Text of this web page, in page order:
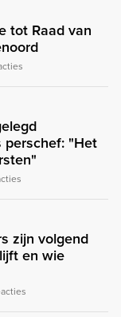
tot Raad van
perschef: "Het
zijn volgend
en wie